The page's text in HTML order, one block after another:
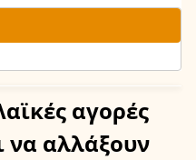
αγορές
να αλλάξουν